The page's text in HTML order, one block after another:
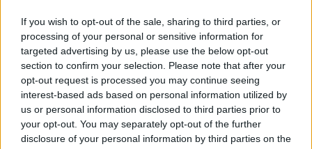
If you wish to opt-out of the sale, sharing to third parties, or
processing of your personal or sensitive information for
targeted advertising by us, please use the below opt-out
section to confirm your selection. Please note that after your
opt-out request is processed you may continue seeing
interest-based ads based on personal information utilized by
us or personal information disclosed to third parties prior to
your opt-out. You may separately opt-out of the further
disclosure of your personal information by third parties on the
Se vuoi leggere le notizie principali della Toscana iscriviti alla
Newsletter QUInews - ToscanaMedia.Arriva gratis tutti i giorni
alle 20:00 direttamente nella tua casella di posta.
Basta cliccareQUI
Ti potrebbe interessare anche: